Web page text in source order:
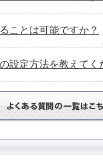
ことは可能ですか？
設定方法を教えてく